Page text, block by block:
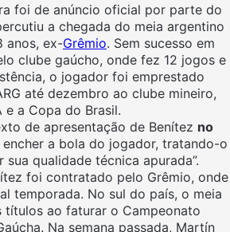
foi de anúncio oficial por parte do
a chegada do meia argentino
anos, ex-Grêmio. Sem sucesso em
clube gaúcho, onde fez 12 jogos e
o jogador foi emprestado
até dezembro ao clube mineiro,
e a Copa do Brasil.
de apresentação de Benítez no
a bola do jogador, tratando-o
qualidade técnica apurada”.
foi contratado pelo Grêmio, onde
temporada. No sul do país, o meia
títulos ao faturar o Campeonato
Na semana passada, Martín